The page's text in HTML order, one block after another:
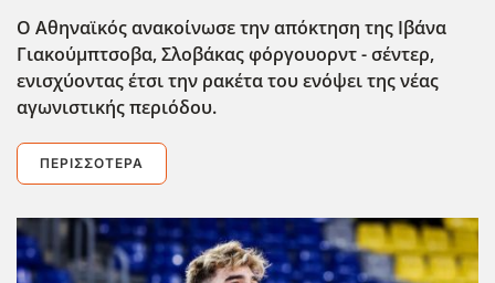
Ο Αθηναϊκός ανακοίνωσε την απόκτηση της Ιβάνα
Γιακούμπτσοβα, Σλοβάκας φόργουορντ - σέντερ,
ενισχύοντας έτσι την ρακέτα του ενόψει της νέας
αγωνιστικής περιόδου.
ΠΕΡΙΣΣΌΤΕΡΑ